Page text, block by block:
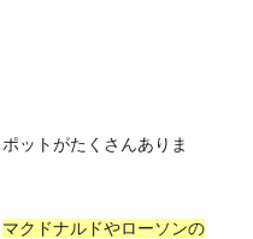
ットがたくさんありま
マクドナルドやローソンの